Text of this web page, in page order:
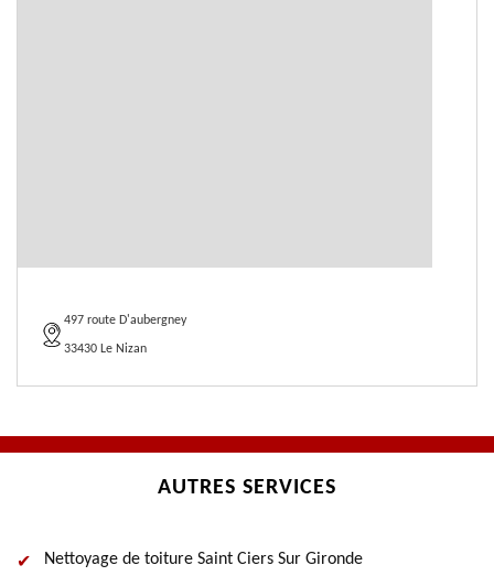
497 route D'aubergney
33430 Le Nizan
AUTRES SERVICES
Nettoyage de toiture Saint Ciers Sur Gironde